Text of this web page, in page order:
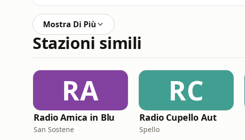
Mostra Di Più
Stazioni simili
RA
Radio Amica in Blu
San Sostene
RC
Radio Cupello Aut
Spello